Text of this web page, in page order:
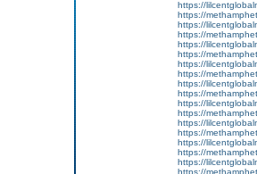
https://
https://
https://
https://
https://
https://
https://
https://
https://
https://
https://
https://
https://
https://
https://
https://
https://
https://